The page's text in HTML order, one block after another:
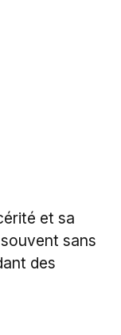
et sa
sans
des